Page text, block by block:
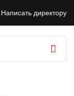
Написать директору